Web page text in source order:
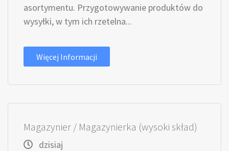
asortymentu. Przygotowywanie produktów do
wysyłki, w tym ich rzetelna...
Więcej Informacji
Magazynier / Magazynierka (wysoki skład)
dzisiaj